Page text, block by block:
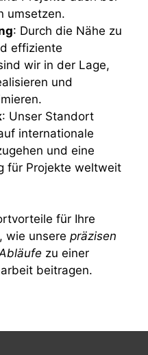
umsetzen.
: Durch die Nähe zu
effiziente
wir in der Lage,
und
: Unser Standort
internationale
und eine
für Projekte weltweit
für Ihre
wie unsere präzisen
zu einer
beitragen.